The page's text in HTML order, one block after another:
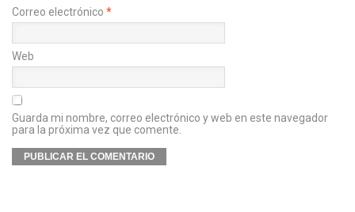
Correo electrónico *
Web
Guarda mi nombre, correo electrónico y web en este navegador
para la próxima vez que comente.